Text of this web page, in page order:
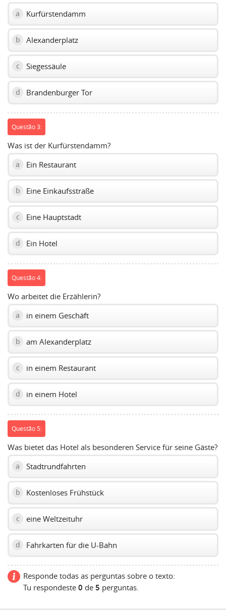
a Kurfürstendamm
b Alexanderplatz
c Siegessäule
d Brandenburger Tor
Questão 3:
Was ist der Kurfürstendamm?
a Ein Restaurant
b Eine Einkaufsstraße
c Eine Hauptstadt
d Ein Hotel
Questão 4:
Wo arbeitet die Erzählerin?
a in einem Geschäft
b am Alexanderplatz
c in einem Restaurant
d in einem Hotel
Questão 5:
Was bietet das Hotel als besonderen Service für seine Gäste?
a Stadtrundfahrten
b Kostenloses Frühstück
c eine Weltzeituhr
d Fahrkarten für die U-Bahn
Responde todas as perguntas sobre o texto:
Tu respondeste 0 de 5 perguntas.